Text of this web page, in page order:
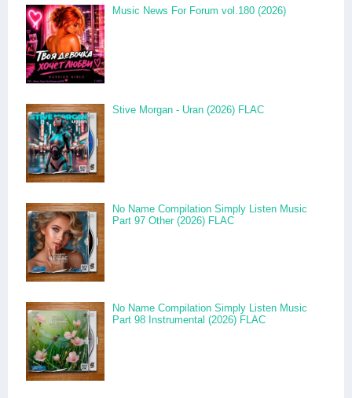
Music News For Forum vol.180 (2026)
Stive Morgan - Uran (2026) FLAC
No Name Compilation Simply Listen Music
Part 97 Other (2026) FLAC
No Name Compilation Simply Listen Music
Part 98 Instrumental (2026) FLAC